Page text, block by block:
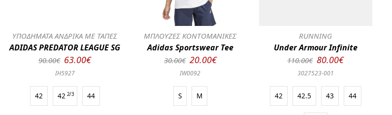
ΥΠΟΔΗΜΑΤΑ ΑΝΔΡΙΚΑ ΜΕ ΤΑΠΕΣ
ADIDAS PREDATOR LEAGUE SG
90.00€ 63.00€
IH5927
42 42 2/3 44
ΜΠΛΟΥΖΕΣ ΚΟΝΤΟΜΑΝΙΚΕΣ
Adidas Sportswear Tee
30.00€ 20.00€
IW0092
S M
RUNNING
Under Armour Infinite
110.00€ 80.00€
3027523-001
42 42.5 43 44